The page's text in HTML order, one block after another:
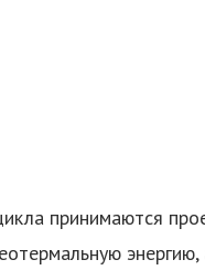
принимаются